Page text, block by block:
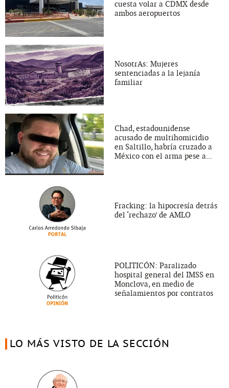
cuesta volar a CDMX desde
ambos aeropuertos
NosotrAs: Mujeres
sentenciadas a la lejanía
familiar
Chad, estadounidense
acusado de multihomicidio
en Saltillo, habría cruzado a
México con el arma pese a...
Fracking: la hipocresía detrás
del ‘rechazo’ de AMLO
POLITICÓN: Paralizado
hospital general del IMSS en
Monclova, en medio de
señalamientos por contratos
LO MÁS VISTO DE LA SECCIÓN